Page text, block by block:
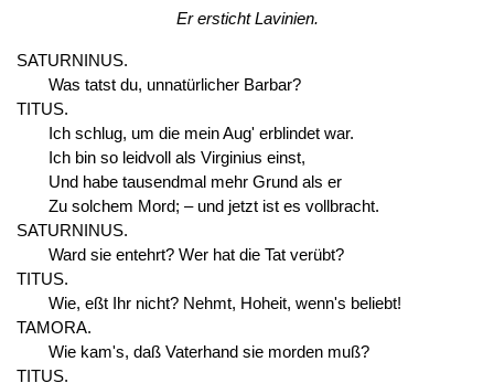
Er ersticht Lavinien.
SATURNINUS.
Was tatst du, unnatürlicher Barbar?
TITUS.
Ich schlug, um die mein Aug' erblindet war.
Ich bin so leidvoll als Virginius einst,
Und habe tausendmal mehr Grund als er
Zu solchem Mord; – und jetzt ist es vollbracht.
SATURNINUS.
Ward sie entehrt? Wer hat die Tat verübt?
TITUS.
Wie, eßt Ihr nicht? Nehmt, Hoheit, wenn's beliebt!
TAMORA.
Wie kam's, daß Vaterhand sie morden muß?
TITUS.